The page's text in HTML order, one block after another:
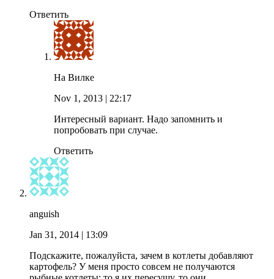
Ответить
На Вилке
Nov 1, 2013 | 22:17
Интересный вариант. Надо запомнить и
попробовать при случае.
Ответить
anguish
Jan 31, 2014 | 13:09
Подскажите, пожалуйста, зачем в котлеты добавляют
картофель? У меня просто совсем не получаются